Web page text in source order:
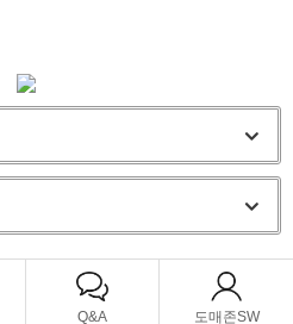
Q&A 도매존SW